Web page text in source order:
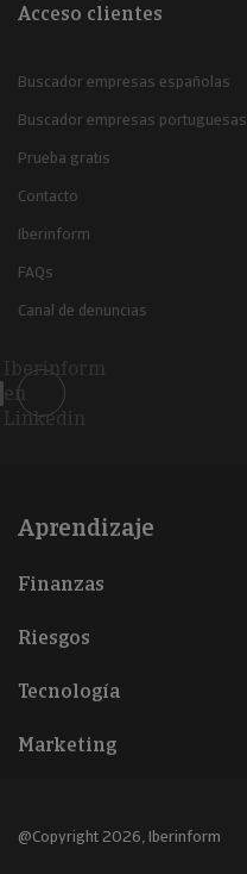
Acceso clientes
Buscador empresas españolas
Buscador empresas portuguesas
Prueba gratis
Contacto
Iberinform
FAQs
Canal de denuncias
Iberinform
en
Linkedin
Aprendizaje
Finanzas
Riesgos
Tecnología
Marketing
@Copyright 2026, Iberinform